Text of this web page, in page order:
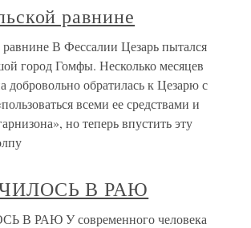
равнине
В Фессалии Цезарь пытался
город Гомфы. Несколько месяцев
добровольно обратилась к Цезарю с
всеми ее средствами и
но теперь впустить эту
В РАЮ
В РАЮ У современного человека